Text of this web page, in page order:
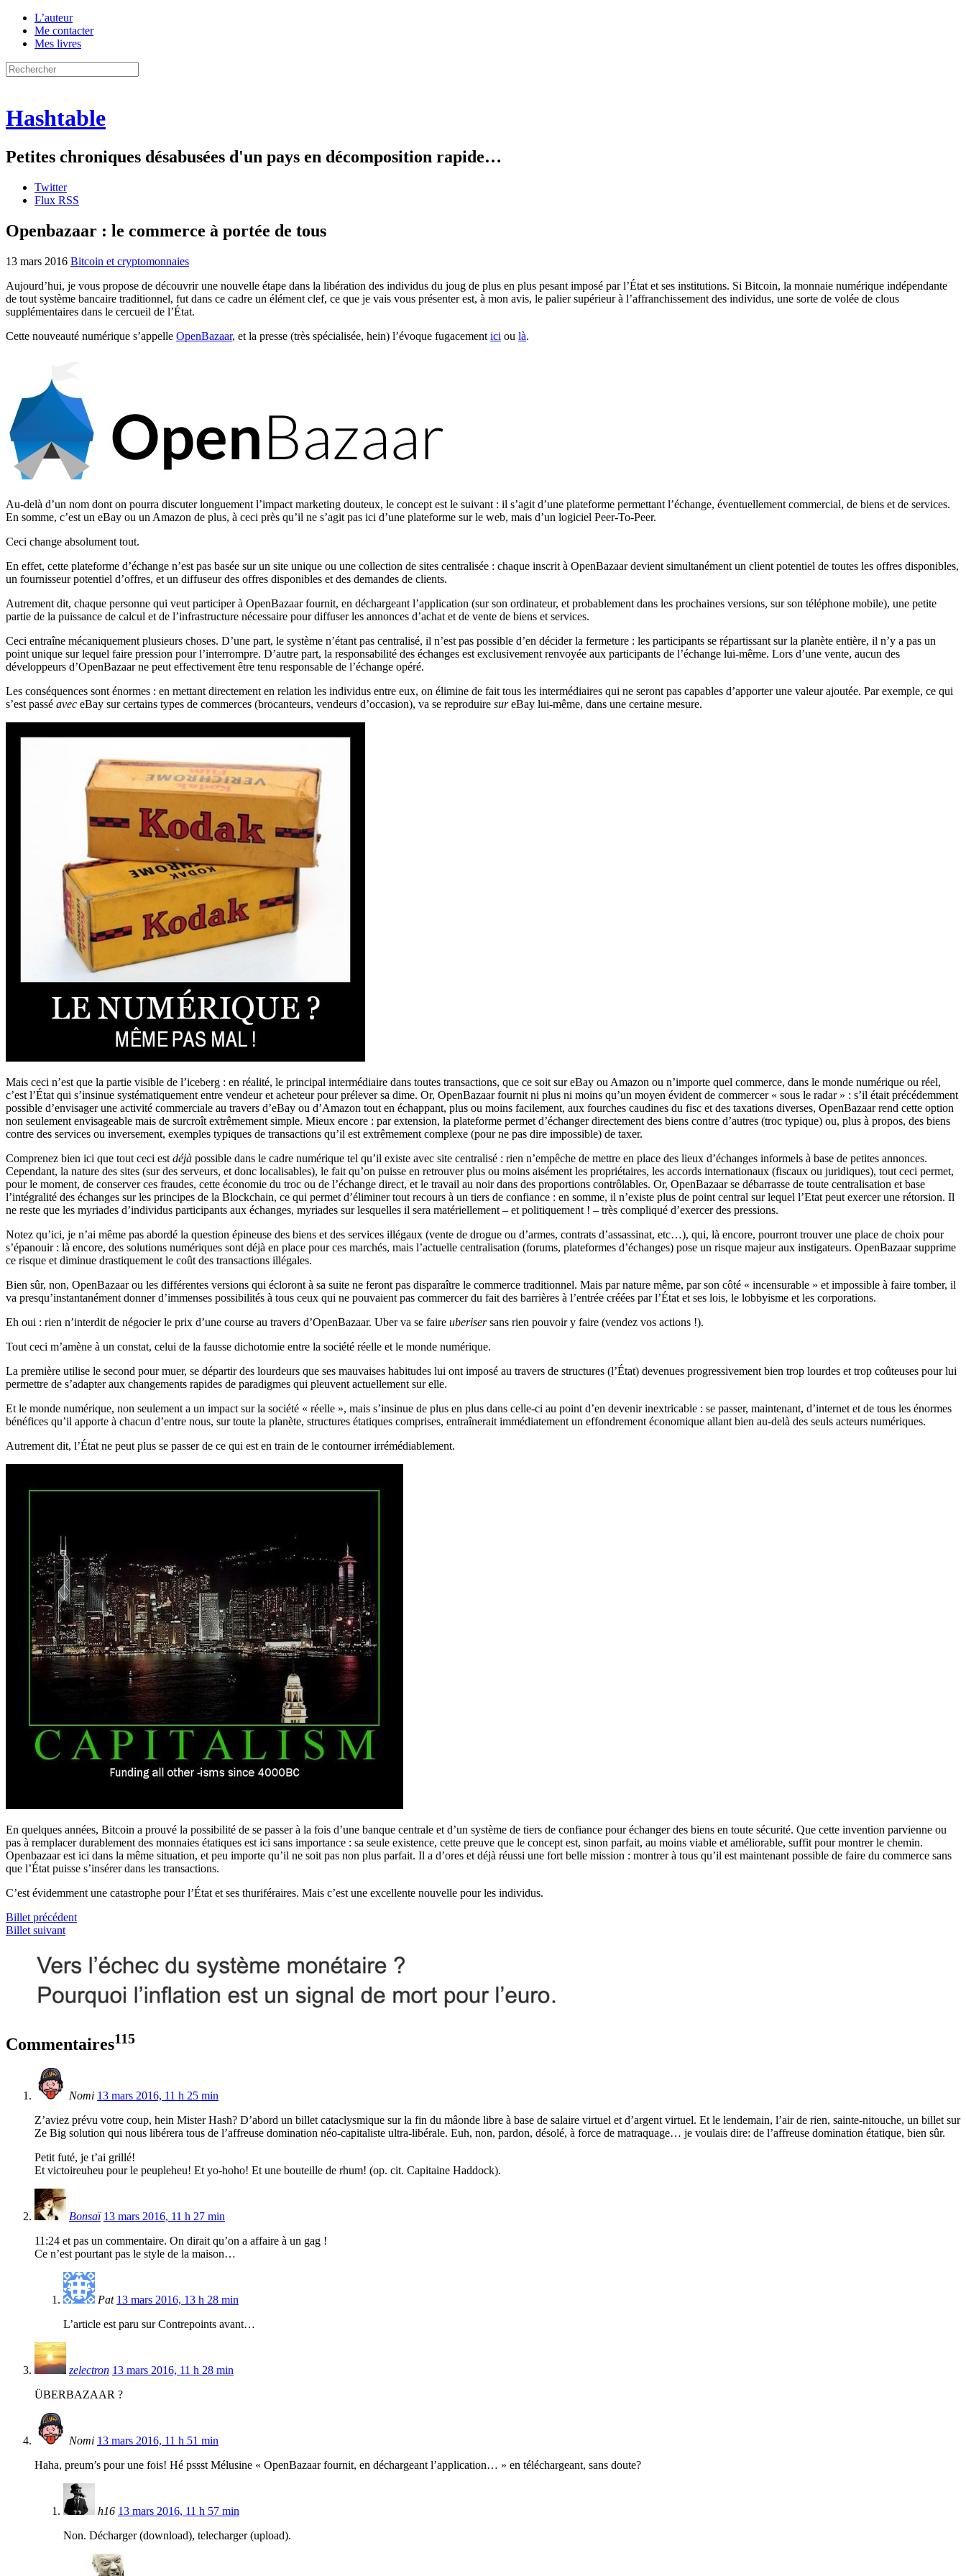
L’auteur
Me contacter
Mes livres
Hashtable
Petites chroniques désabusées d'un pays en décomposition rapide…
Twitter
Flux RSS
Openbazaar : le commerce à portée de tous
13 mars 2016 Bitcoin et cryptomonnaies
Aujourd’hui, je vous propose de découvrir une nouvelle étape dans la libération des individus du joug de plus en plus pesant imposé par l’État et ses institutions. Si Bitcoin, la monnaie numérique indépendante
de tout système bancaire traditionnel, fut dans ce cadre un élément clef, ce que je vais vous présenter est, à mon avis, le palier supérieur à l’affranchissement des individus, une sorte de volée de clous
supplémentaires dans le cercueil de l’État.
Cette nouveauté numérique s’appelle OpenBazaar, et la presse (très spécialisée, hein) l’évoque fugacement ici ou là.
Au-delà d’un nom dont on pourra discuter longuement l’impact marketing douteux, le concept est le suivant : il s’agit d’une plateforme permettant l’échange, éventuellement commercial, de biens et de services.
En somme, c’est un eBay ou un Amazon de plus, à ceci près qu’il ne s’agit pas ici d’une plateforme sur le web, mais d’un logiciel Peer-To-Peer.
Ceci change absolument tout.
En effet, cette plateforme d’échange n’est pas basée sur un site unique ou une collection de sites centralisée : chaque inscrit à OpenBazaar devient simultanément un client potentiel de toutes les offres disponibles,
un fournisseur potentiel d’offres, et un diffuseur des offres disponibles et des demandes de clients.
Autrement dit, chaque personne qui veut participer à OpenBazaar fournit, en déchargeant l’application (sur son ordinateur, et probablement dans les prochaines versions, sur son téléphone mobile), une petite
partie de la puissance de calcul et de l’infrastructure nécessaire pour diffuser les annonces d’achat et de vente de biens et services.
Ceci entraîne mécaniquement plusieurs choses. D’une part, le système n’étant pas centralisé, il n’est pas possible d’en décider la fermeture : les participants se répartissant sur la planète entière, il n’y a pas un
point unique sur lequel faire pression pour l’interrompre. D’autre part, la responsabilité des échanges est exclusivement renvoyée aux participants de l’échange lui-même. Lors d’une vente, aucun des
développeurs d’OpenBazaar ne peut effectivement être tenu responsable de l’échange opéré.
Les conséquences sont énormes : en mettant directement en relation les individus entre eux, on élimine de fait tous les intermédiaires qui ne seront pas capables d’apporter une valeur ajoutée. Par exemple, ce qui
s’est passé avec eBay sur certains types de commerces (brocanteurs, vendeurs d’occasion), va se reproduire sureBay lui-même, dans une certaine mesure.
Mais ceci n’est que la partie visible de l’iceberg : en réalité, le principal intermédiaire dans toutes transactions, que ce soit sur eBay ou Amazon ou n’importe quel commerce, dans le monde numérique ou réel,
c’est l’État qui s’insinue systématiquement entre vendeur et acheteur pour prélever sa dime. Or, OpenBazaar fournit ni plus ni moins qu’un moyen évident de commercer « sous le radar » : s’il était précédemment
possible d’envisager une activité commerciale au travers d’eBay ou d’Amazon tout en échappant, plus ou moins facilement, aux fourches caudines du fisc et des taxations diverses, OpenBazaar rend cette option
non seulement envisageable mais de surcroît extrêmement simple. Mieux encore : par extension, la plateforme permet d’échanger directement des biens contre d’autres (troc typique) ou, plus à propos, des biens
contre des services ou inversement, exemples typiques de transactions qu’il est extrêmement complexe (pour ne pas dire impossible) de taxer.
Comprenez bien ici que tout ceci est déjà possible dans le cadre numérique tel qu’il existe avec site centralisé : rien n’empêche de mettre en place des lieux d’échanges informels à base de petites annonces.
Cependant, la nature des sites (sur des serveurs, et donc localisables), le fait qu’on puisse en retrouver plus ou moins aisément les propriétaires, les accords internationaux (fiscaux ou juridiques), tout ceci permet,
pour le moment, de conserver ces fraudes, cette économie du troc ou de l’échange direct, et le travail au noir dans des proportions contrôlables. Or, OpenBazaar se débarrasse de toute centralisation et base
l’intégralité des échanges sur les principes de la Blockchain, ce qui permet d’éliminer tout recours à un tiers de confiance : en somme, il n’existe plus de point central sur lequel l’Etat peut exercer une rétorsion. Il
ne reste que les myriades d’individus participants aux échanges, myriades sur lesquelles il sera matériellement – et politiquement ! – très compliqué d’exercer des pressions.
Notez qu’ici, je n’ai même pas abordé la question épineuse des biens et des services illégaux (vente de drogue ou d’armes, contrats d’assassinat, etc…), qui, là encore, pourront trouver une place de choix pour
s’épanouir : là encore, des solutions numériques sont déjà en place pour ces marchés, mais l’actuelle centralisation (forums, plateformes d’échanges) pose un risque majeur aux instigateurs. OpenBazaar supprime
ce risque et diminue drastiquement le coût des transactions illégales.
Bien sûr, non, OpenBazaar ou les différentes versions qui écloront à sa suite ne feront pas disparaître le commerce traditionnel. Mais par nature même, par son côté « incensurable » et impossible à faire tomber, il
va presqu’instantanément donner d’immenses possibilités à tous ceux qui ne pouvaient pas commercer du fait des barrières à l’entrée créées par l’État et ses lois, le lobbyisme et les corporations.
Eh oui : rien n’interdit de négocier le prix d’une course au travers d’OpenBazaar. Uber va se faire uberisersans rien pouvoir y faire (vendez vos actions !).
Tout ceci m’amène à un constat, celui de la fausse dichotomie entre la société réelle et le monde numérique.
La première utilise le second pour muer, se départir des lourdeurs que ses mauvaises habitudes lui ont imposé au travers de structures (l’État) devenues progressivement bien trop lourdes et trop coûteuses pour lui
permettre de s’adapter aux changements rapides de paradigmes qui pleuvent actuellement sur elle.
Et le monde numérique, non seulement a un impact sur la société « réelle », mais s’insinue de plus en plus dans celle-ci au point d’en devenir inextricable : se passer, maintenant, d’internet et de tous les énormes
bénéfices qu’il apporte à chacun d’entre nous, sur toute la planète, structures étatiques comprises, entraînerait immédiatement un effondrement économique allant bien au-delà des seuls acteurs numériques.
Autrement dit, l’État ne peut plus se passer de ce qui est en train de le contourner irrémédiablement.
En quelques années, Bitcoin a prouvé la possibilité de se passer à la fois d’une banque centrale et d’un système de tiers de confiance pour échanger des biens en toute sécurité. Que cette invention parvienne ou
pas à remplacer durablement des monnaies étatiques est ici sans importance : sa seule existence, cette preuve que le concept est, sinon parfait, au moins viable et améliorable, suffit pour montrer le chemin.
Openbazaar est ici dans la même situation, et peu importe qu’il ne soit pas non plus parfait. Il a d’ores et déjà réussi une fort belle mission : montrer à tous qu’il est maintenant possible de faire du commerce sans
que l’État puisse s’insérer dans les transactions.
C’est évidemment une catastrophe pour l’État et ses thuriféraires. Mais c’est une excellente nouvelle pour les individus.
Billet précédent
Billet suivant
Commentaires115
Nomi 13 mars 2016, 11 h 25 min
Z’aviez prévu votre coup, hein Mister Hash? D’abord un billet cataclysmique sur la fin du mâonde libre à base de salaire virtuel et d’argent virtuel. Et le lendemain, l’air de rien, sainte-nitouche, un billet sur
Ze Big solution qui nous libérera tous de l’affreuse domination néo-capitaliste ultra-libérale. Euh, non, pardon, désolé, à force de matraquage… je voulais dire: de l’affreuse domination étatique, bien sûr.
Petit futé, je t’ai grillé!
Et victoireuheu pour le peupleheu! Et yo-hoho! Et une bouteille de rhum! (op. cit. Capitaine Haddock).
Bonsaï 13 mars 2016, 11 h 27 min
11:24 et pas un commentaire. On dirait qu’on a affaire à un gag !
Ce n’est pourtant pas le style de la maison…
Pat 13 mars 2016, 13 h 28 min
L’article est paru sur Contrepoints avant…
zelectron 13 mars 2016, 11 h 28 min
ÜBERBAZAAR ?
Nomi 13 mars 2016, 11 h 51 min
Haha, preum’s pour une fois! Hé pssst Mélusine « OpenBazaar fournit, en déchargeant l’application… » en téléchargeant, sans doute?
h16 13 mars 2016, 11 h 57 min
Non. Décharger (download), telecharger (upload).